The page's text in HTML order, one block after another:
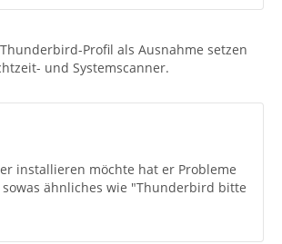
Profil als Ausnahme setzen
und Systemscanner.
installieren möchte hat er Probleme
ähnliches wie "Thunderbird bitte